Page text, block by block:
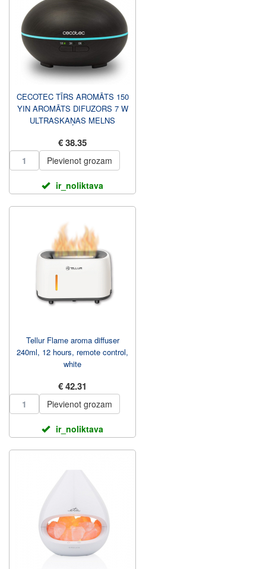
CECOTEC TĪRS AROMĀTS 150
YIN AROMĀTS DIFUZORS 7 W
ULTRASKAŅAS MELNS
€ 38.35
Pievienot grozam
ir_noliktava
Tellur Flame aroma diffuser
240ml, 12 hours, remote control,
white
€ 42.31
Pievienot grozam
ir_noliktava